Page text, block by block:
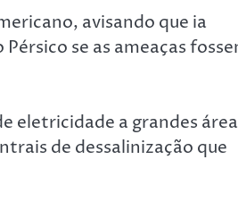
avisando que ia
se as ameaças
eletricidade a grandes
de dessalinização que